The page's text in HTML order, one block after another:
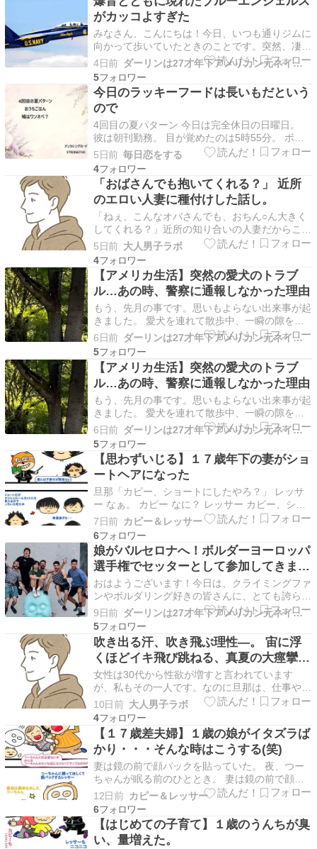
助けたかったら、週末だけ俺のオンナにな
れ！！」自分さえ我慢すれ…
がカッコよすぎた
みなさん、こんにちは！今日、いつも通りジムに
向かって歩いていたときのことです。突然、凄ま
じい爆音が空から降ってきました。「えっ、何
事！？」と思って思わず空を見上げたら……なん
と、アメリカ海軍のアクロバット飛行チーム
**「ブルーエンジェルス（Blue Angels）」**が飛
んで…
4日前
ダーリンは27才年下アメリカン元ネイビー国際再婚
5
今日のラッキーフードは長いもだという
ので
4回目の夏パターン 今日は完全休日の日曜日。
彼は朝刊勤務。 目が覚めたのは5時55分。 ボケ
ボケしながら、朝の作業工程を考える。（大げ
さ） とりあえず、6時5分に洗濯機を回し始め
る。 もちろん（笑）、そのまま起きるのではな
く、お布団へ逆戻り。 本格的に動けるようにな
るまでゴロ…
5日前 毎日恋をする
4
「おばさんでも抱いてくれる？」 近所
のエロい人妻に種付けした話し。
「ねぇ、こんなオバさんでも、おちん○ん大きく
してくれる？」近所の知り合いの人妻だからこ
そ、微妙な距離感と心の葛藤がエロさを倍増させ
る。何とも言えない妖艶さにハマったらもう誰も
戻れない！ 人気ブログランキング
5日前 大人男子ラボ
4
【アメリカ生活】突然の愛犬のトラブ
ル…あの時、警察に通報しなかった理由
もう、先月の事です。思いもよらない出来事が起
きました。 愛犬を連れて散歩中、一瞬の隙をつ
かれて、連れられていた2匹の犬（ボーダーコリ
ーとピットブル🐕🐕‍🦺）に愛犬が襲われてしまっ
たのです。本当に一瞬のことでした。仰向けに倒
され、お腹のあたりを噛まれてしまい、急いで引
き離したもの…
6日前
ダーリンは27才年下アメリカン元ネイビー国際再婚
5
【アメリカ生活】突然の愛犬のトラブ
ル…あの時、警察に通報しなかった理由
もう、先月の事です。思いもよらない出来事が起
きました。 愛犬を連れて散歩中、一瞬の隙をつ
かれて、連れられていた2匹の犬（ボーダーコリ
ーとピットブル🐕🐕‍🦺）に愛犬が襲われてしまっ
たのです。本当に一瞬のことでした。仰向けに倒
され、お腹のあたりを噛まれてしまい、急いで引
き離したもの…
6日前
ダーリンは27才年下アメリカン元ネイビー国際再婚
5
【思わずいじる】１７歳年下の妻がショ
ートヘアになった
旦那「カピー、ショートにしたやろ？」 レッサ
ー なぁ。 カピー なに？ レッサー カピー、ショ
ートにしたやろ？ カピー したよ。 レッサー ブ
ログのキャラも変更や。 カピー お、ちゃんと本
人に寄せるんだ。 レッサー もちろんや。 カピー
珍しい。 レッサー まず一案。 カピー …
7日前 カピー＆レッサー
6
娘がバルセロナへ！ボルダーヨーロッパ
選手権でセッターとして参加してきまし
た
おはようございます！今日は、クライミングファ
ンやボルダリング好きの皆さんに、とても誇らし
くて嬉しいお知らせがあります。実は今回、私の
娘がボルダーヨーロッパ選手権（European
Championship）のルートセッターとして、スペ
インのバルセロナへ行ってきました！ヨーロッ
パ…
9日前
ダーリンは27才年下アメリカン元ネイビー国際再婚
5
吹き出る汗、吹き飛ぶ理性―。 宙に浮
くほどイキ飛び跳ねる、真夏の大痙攣エ
ビ反り不倫SEX。 水戸かな
女性は30代から性欲が増すと言われています
が、私もその一人です。なのに旦那は、仕事やフ
ットサルやらで全く相手をしてくれません。そし
て、一人寂しくリビングで自分を慰める事が日課
となってしまいました。そんなある日、突然訪れ
た夫の部下に求められ私は、言葉では抵抗しつつ
も身体が彼を求めて…
10日前 大人男子ラボ
4
【１７歳差夫婦】１歳の娘がイタズラば
かり・・・そんな時はこうする(笑)
妻は鏡の前で顔パックを貼っていた。 夜、つー
ちゃんが眠る前のひととき。 妻は鏡の前で顔パ
ックを貼っていた。 カピー この時間だけは、ち
ょっとだけ自分に戻れるんだ そう言って笑う妻
を、つーちゃんは不思議そうに見つめる。 そし
て次の瞬間、小さな手がパックをつまんだ。 カ
ピー こら、…
12日前 カピー＆レッサー
6
【はじめての子育て】１歳のうんちが臭
い、量増えた。